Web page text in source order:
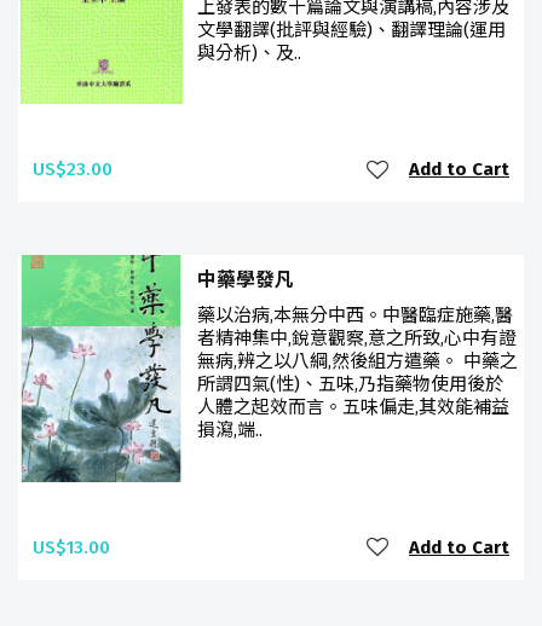
上發表的數十篇論文與演講稿,內容涉及
文學翻譯(批評與經驗)、翻譯理論(運用
與分析)、及..
US$23.00 Add to Cart
中藥學發凡
藥以治病,本無分中西。中醫臨症施藥,醫
者精神集中,銳意觀察,意之所致,心中有證
無病,辨之以八綱,然後組方遣藥。 中藥之
所謂四氣(性)、五味,乃指藥物使用後於
人體之起效而言。五味偏走,其效能補益
損瀉,端..
US$13.00 Add to Cart